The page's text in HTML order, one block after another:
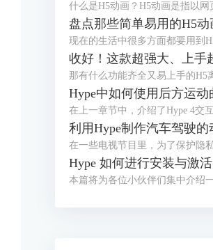
Hype 如何进行安装与激活